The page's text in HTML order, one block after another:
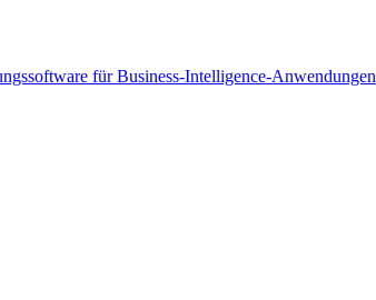
für Business-Intelligence-Anwendungen